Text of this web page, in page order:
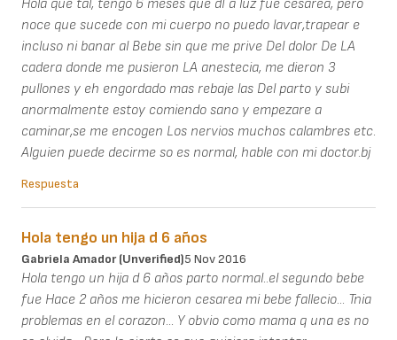
Hola que tal, tengo 6 meses que dI a luz fue cesarea, pero
noce que sucede con mi cuerpo no puedo lavar,trapear e
incluso ni banar al Bebe sin que me prive Del dolor De LA
cadera donde me pusieron LA anestecia, me dieron 3
pullones y eh engordado mas rebaje las Del parto y subi
anormalmente estoy comiendo sano y empezare a
caminar,se me encogen Los nervios muchos calambres etc.
Alguien puede decirme so es normal, hable con mi doctor.bj
Respuesta
Hola tengo un hija d 6 años
Gabriela Amador (unverified)5 Nov 2016
Hola tengo un hija d 6 años parto normal..el segundo bebe
fue Hace 2 años me hicieron cesarea mi bebe fallecio... Tnia
problemas en el corazon... Y obvio como mama q una es no